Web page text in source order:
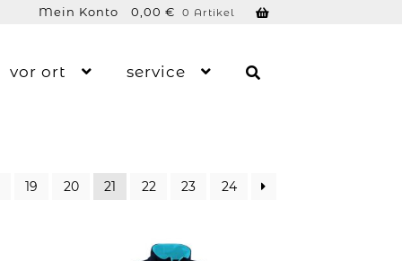
0,00 € 0 Artikel
Mein Konto
vor ort service
19 20 21 22 23 24